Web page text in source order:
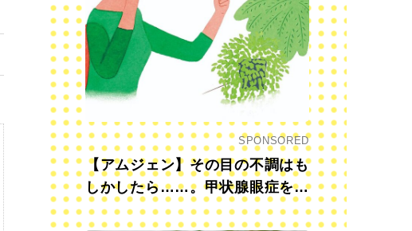
SPONSORED
【アムジェン】その目の不調はも
しかしたら……。甲状腺眼症を知
っていますか？